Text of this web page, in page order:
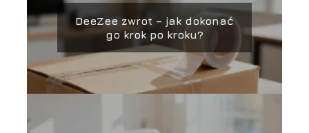
DeeZee zwrot – jak dokonać
go krok po kroku?